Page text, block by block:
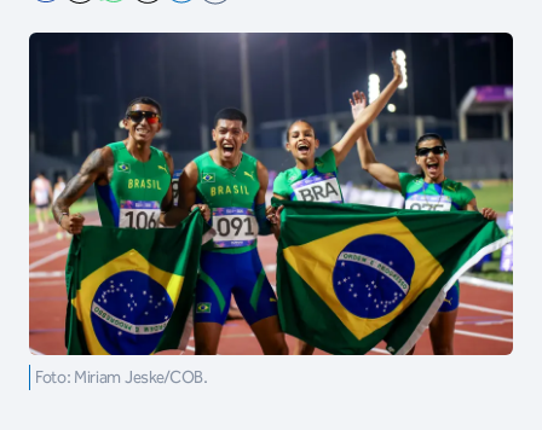
Foto: Miriam Jeske/COB.